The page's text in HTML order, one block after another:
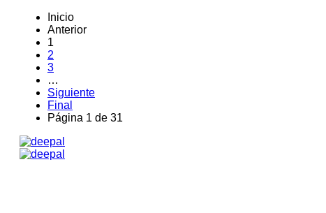
Inicio
Anterior
1
2
3
…
Siguiente
Final
Página 1 de 31